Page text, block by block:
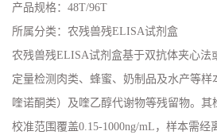
产品规格： 48T/96T
所属分类： 农残兽残ELISA试剂盒
农残兽残ELISA试剂盒基于双抗体夹心法
定量检测肉类、蜂蜜、奶制品及水产等样
喹诺酮类）及喹乙醇代谢物等残留物。其
校准范围覆盖0.15-1000ng/mL，样本需经